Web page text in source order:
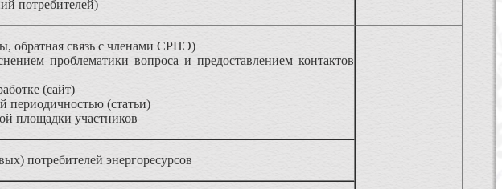
потребителей)
обратная связь с членами СРПЭ)
проблематики вопроса и предоставлением контактов
(сайт)
(статьи)
площадки участников
потребителей энергоресурсов